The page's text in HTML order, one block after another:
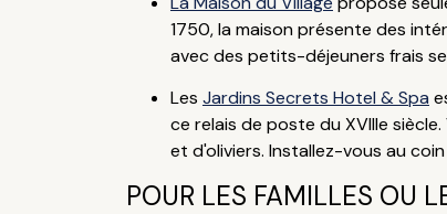
1750, la maison présente des
avec des petits-déjeuners frais
Les Jardins Secrets Hotel & Spa
ce relais de poste du XVIIIe
et d'oliviers. Installez-vous au
POUR LES FAMILLES OU